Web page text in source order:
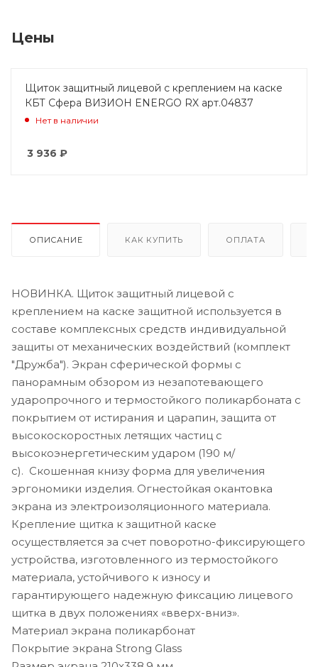
Цены
Щиток защитный лицевой с креплением на каске
КБТ Сфера ВИЗИОН ENERGO RX арт.04837
Нет в наличии
3 936 ₽
ОПИСАНИЕ КАК КУПИТЬ ОПЛАТА
НОВИНКА. Щиток защитный лицевой с
креплением на каске защитной используется в
составе комплексных средств индивидуальной
защиты от механических воздействий (комплект
"Дружба"). Экран сферической формы с
панорамным обзором из незапотевающего
ударопрочного и термостойкого поликарбоната с
покрытием от истирания и царапин, защита от
высокоскоростных летящих частиц с
высокоэнергетическим ударом (190 м/
с). Скошенная книзу форма для увеличения
эргономики изделия. Огнестойкая окантовка
экрана из электроизоляционного материала.
Крепление щитка к защитной каске
осуществляется за счет поворотно-фиксирующего
устройства, изготовленного из термостойкого
материала, устойчивого к износу и
гарантирующего надежную фиксацию лицевого
щитка в двух положениях «вверх-вниз».
Материал экрана поликарбонат
Покрытие экрана Strong Glass